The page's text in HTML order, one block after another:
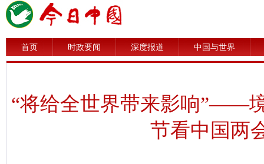
首页 时政要闻 深度报道 中国与世界
“将给全世界带来影响”——
节看中国两